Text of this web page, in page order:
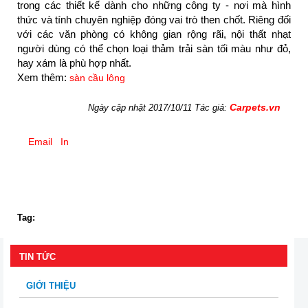
trong các thiết kế dành cho những công ty - nơi mà hình
thức và tính chuyên nghiệp đóng vai trò then chốt. Riêng đối
với các văn phòng có không gian rộng rãi, nội thất nhạt
người dùng có thể chọn loại thảm trải sàn tối màu như đỏ,
hay xám là phù hợp nhất.
Xem thêm: sàn cầu lông
Ngày cập nhật 2017/10/11 Tác giả: Carpets.vn
Email In
Tag:
TIN TỨC
GIỚI THIỆU